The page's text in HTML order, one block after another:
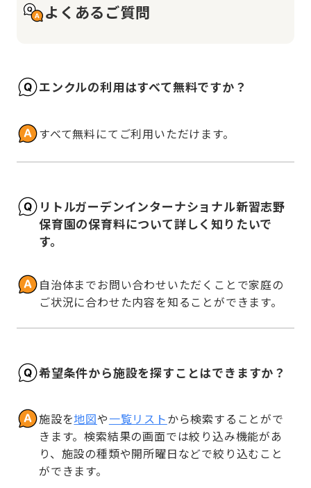
よくあるご質問
エンクルの利用はすべて無料ですか？
すべて無料にてご利用いただけます。
リトルガーデンインターナショナル新習志野
保育園の保育料について詳しく知りたいで
す。
自治体までお問い合わせいただくことで家庭の
ご状況に合わせた内容を知ることができます。
希望条件から施設を探すことはできますか？
施設を地図や一覧リストから検索することがで
きます。検索結果の画面では絞り込み機能があ
り、施設の種類や開所曜日などで絞り込むこと
ができます。